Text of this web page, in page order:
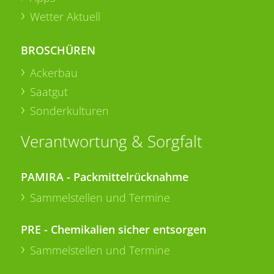
Wetter Aktuell
BROSCHÜREN
Ackerbau
Saatgut
Sonderkulturen
Verantwortung & Sorgfalt
PAMIRA - Packmittelrücknahme
Sammelstellen und Termine
PRE - Chemikalien sicher entsorgen
Sammelstellen und Termine